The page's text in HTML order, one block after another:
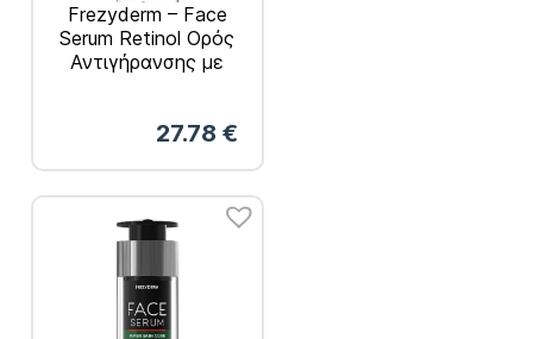
Frezyderm – Face
Serum Retinol Ορός
Αντιγήρανσης με
27.78 €